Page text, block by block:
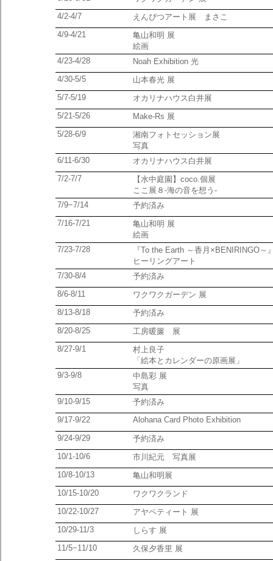
4/2-4/7
えんぴつアート展 まさこ
4/9-4/21
亀山和明 展
絵画
4/23-4/28
Noah Exhibition 光
4/30-5/5
山本春光 展
5/7-5/19
オカリナハウス白井展
5/21-5/26
Make-Rs 展
5/28-6/9
湘南フォトセッション展
写真
6/11-6/30
オカリナハウス白井展
7/2-7/7
【水中庭園】coco.個展
ここ展８-海の音を想う-
7/9−7/14
予約済み
7/16-7/21
亀山和明 展
絵画
7/23-7/28
『To the Earth ～香月×BENIRINGO～
ヒーリングアート
7/30-8/4
予約済み
8/6-8/11
ワクワクガーデン 展
8/13-8/18
予約済み
8/20-8/25
工房暖簾 展
8/27-9/1
村上良子
「絵本とカレンダーの原画展」
9/3-9/8
中島彩 展
写真
9/10-9/15
予約済み
9/17-9/22
Alohana Card Photo Exhibition
9/24-9/29
予約済み
10/1-10/6
市川紀元 写真展
10/8-10/13
亀山和明展
10/15-10/20
ワクワクランド
10/22-10/27
アヤペティート 展
10/29-11/3
しらす 展
11/5−11/10
久保夕香里 展